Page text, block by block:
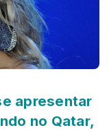
apresentar
no Qatar,